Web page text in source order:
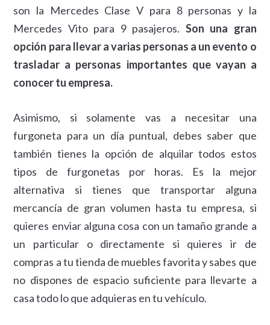
son la Mercedes Clase V para 8 personas y la
Mercedes Vito para 9 pasajeros. Son una gran
opción para llevar a varias personas a un evento o
trasladar a personas importantes que vayan a
conocer tu empresa.
Asimismo, si solamente vas a necesitar una
furgoneta para un día puntual, debes saber que
también tienes la opción de alquilar todos estos
tipos de furgonetas por horas. Es la mejor
alternativa si tienes que transportar alguna
mercancía de gran volumen hasta tu empresa, si
quieres enviar alguna cosa con un tamaño grande a
un particular o directamente si quieres ir de
compras a tu tienda de muebles favorita y sabes que
no dispones de espacio suficiente para llevarte a
casa todo lo que adquieras en tu vehículo.